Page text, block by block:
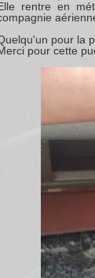
rentre en
pour la
pour cette